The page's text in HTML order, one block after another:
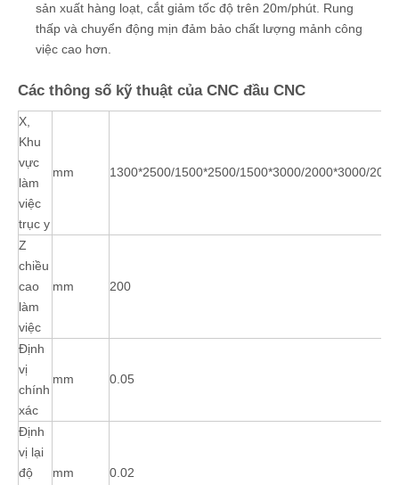
sản xuất hàng loạt, cắt giảm tốc độ trên 20m/phút. Rung
thấp và chuyển động mịn đảm bảo chất lượng mảnh công
việc cao hơn.
Các thông số kỹ thuật của CNC đầu CNC
X,
Khu
vực
làm
việc
trục y
mm 1300*2500/1500*2500/1500*3000/2000*3000/
Z
chiều
cao
làm
việc
mm 200
Định
vị
chính
xác
mm 0.05
Định
vị lại
độ
mm 0.02